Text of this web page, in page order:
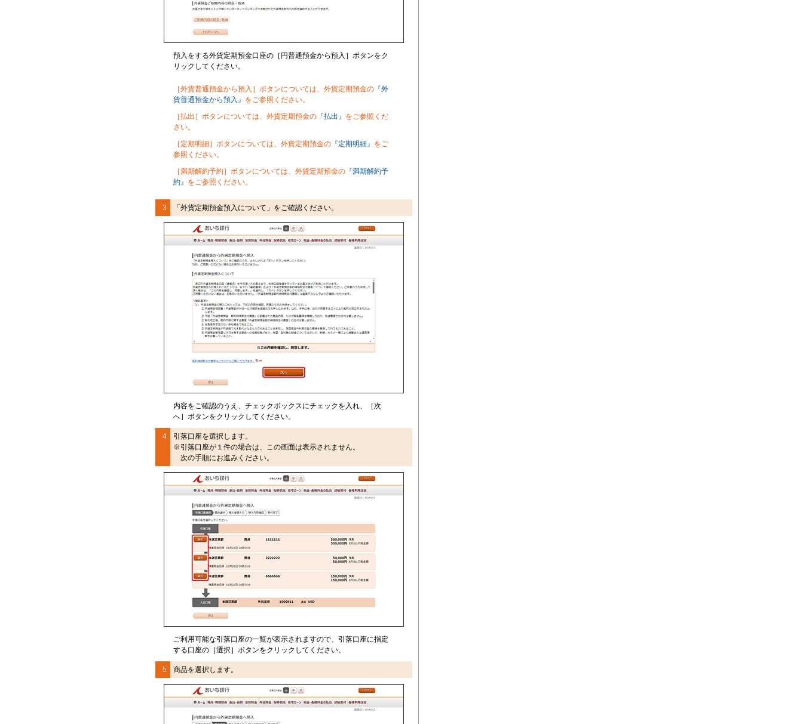
預入をする外貨定期預金口座の［ 円普通預金から預入］ボタンをク
リックしてください。
［外貨普通預金から預入］ボタンについては、外貨定期預金の 『外
貨普通預金から預入』 をご参照ください。
［払出］ボタンについては、外貨定期預金の 『払出』 をご参照くだ
さい。
［ 定期明細］ボタンについては、外貨定期預金の 『定期明細』 をご
参照ください。
［満期解約予約］ボタンについては、外貨定期預金の 『満期解約予
約』 をご参照ください。
3 「外貨定期預金預入について」をご確認ください。
内容をご確認のうえ、 チェックボックスにチェックを入れ、
［次
へ］ボタンをクリックしてください。
4
引落口座を選択します。
※引落口座が１件の場合は、この画面は表示されません。
次の手順にお進みください。
ご利用可能な引落口座の一覧が表示されますので、引落口座に指定
する口座の［選択］ボタンをクリックしてください。
5 商品を選択します。